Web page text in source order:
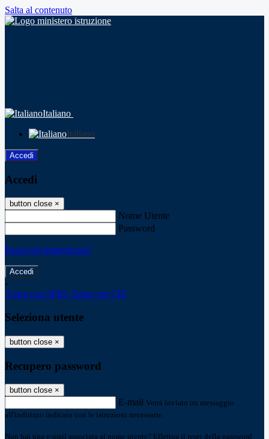
Salta al contenuto
Italiano
Italiano
Accedi
Accedi
button close ×
Nome Utente
Password
Password dimenticata?
-
Entra con SPID Entra con CIE
Seleziona utente
button close ×
Recupero password
button close ×
E-mail Verrà inviato un messaggio
all'indirizzo indicato con le istruzioni necessarie.
Non hai una e-mail associata al nome utente? Effettua il reset della password